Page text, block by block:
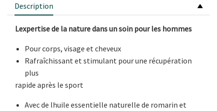
Description
Lexpertise de la nature dans un soin pour les hommes
Pour corps, visage et cheveux
Rafraîchissant et stimulant pour une récupération
plus
rapide après le sport
Avec de lhuile essentielle naturelle de romarin et